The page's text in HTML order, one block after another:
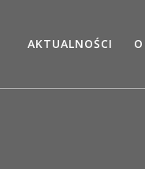
AKTUALNOŚCI